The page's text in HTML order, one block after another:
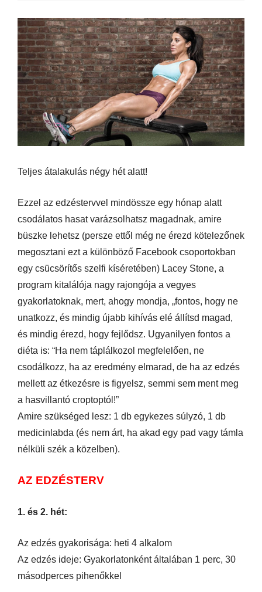
Teljes átalakulás négy hét alatt!
Ezzel az edzéstervvel mindössze egy hónap alatt
csodálatos hasat varázsolhatsz magadnak, amire
büszke lehetsz (persze ettől még ne érezd kötelezőnek
megosztani ezt a különböző Facebook csoportokban
egy csücsörítős szelfi kíséretében) Lacey Stone, a
program kitalálója nagy rajongója a vegyes
gyakorlatoknak, mert, ahogy mondja, „fontos, hogy ne
unatkozz, és mindig újabb kihívás elé állítsd magad,
és mindig érezd, hogy fejlődsz. Ugyanilyen fontos a
diéta is: “Ha nem táplálkozol megfelelően, ne
csodálkozz, ha az eredmény elmarad, de ha az edzés
mellett az étkezésre is figyelsz, semmi sem ment meg
a hasvillantó croptoptól!”
Amire szükséged lesz: 1 db egykezes súlyzó, 1 db
medicinlabda (és nem árt, ha akad egy pad vagy támla
nélküli szék a közelben).
AZ EDZÉSTERV
1. és 2. hét:
Az edzés gyakorisága: heti 4 alkalom
Az edzés ideje: Gyakorlatonként általában 1 perc, 30
másodperces pihenőkkel